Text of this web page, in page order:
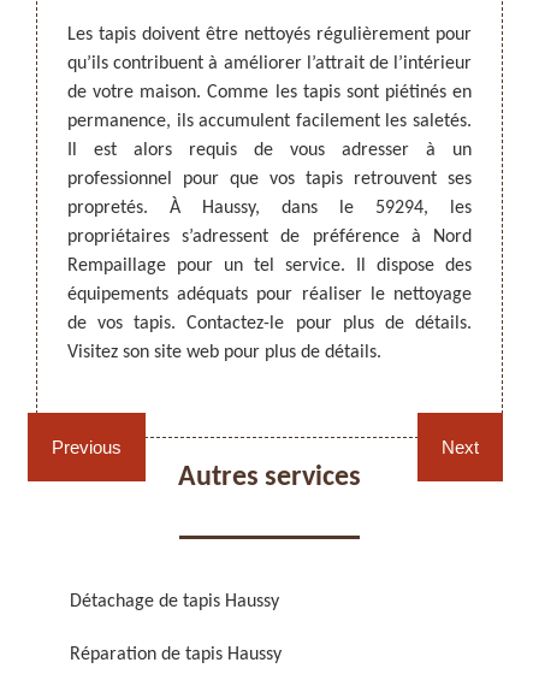
ARTISAN DEZITTER, REMPAILLAGE -
CANNAGE - RECOLLAGE, 59 NORD
Rempaillage fauteuil,
chaises et sièges 59
Cannage fauteuil, chaises
et sièges 59
Previous
de
et
des
les
le et
Les tapis doivent être nettoyés régulièrement pour
qu’ils contribuent à améliorer l’attrait de l’intérieur
de votre maison. Comme les tapis sont piétinés en
permanence, ils accumulent facilement les saletés.
Il est alors requis de vous adresser à un
professionnel pour que vos tapis retrouvent ses
propretés. À Haussy, dans le 59294, les
propriétaires s’adressent de préférence à Nord
Rempaillage pour un tel service. Il dispose des
équipements adéquats pour réaliser le nettoyage
de vos tapis. Contactez-le pour plus de détails.
Visitez son site web pour plus de détails.
Pour
que
vous
en la
suivi
en
êtes
Next
Autres services
Détachage de tapis Haussy
Réparation de tapis Haussy